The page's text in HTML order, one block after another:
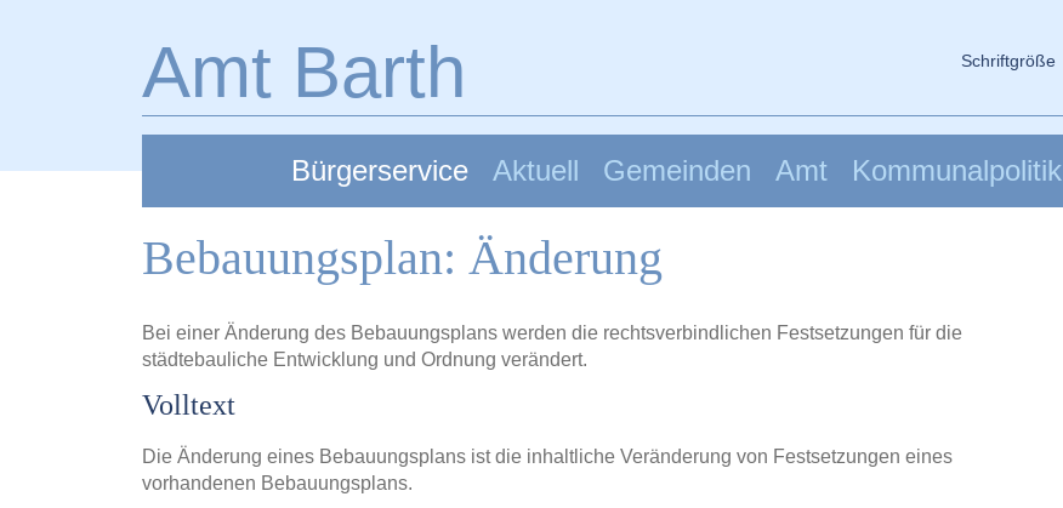
Amt Barth Schriftgröße
Bürgerservice Aktuell Gemeinden Amt Kommunalpolitik
Bebauungsplan: Änderung
Bei einer Änderung des Bebauungsplans werden die rechtsverbindlichen Festsetzungen für die
städtebauliche Entwicklung und Ordnung verändert.
Volltext
Die Änderung eines Bebauungsplans ist die inhaltliche Veränderung von Festsetzungen eines
vorhandenen Bebauungsplans.